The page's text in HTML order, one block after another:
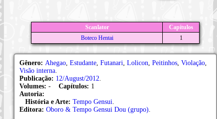
Scanlator
Capítulos
Boteco Hentai
1
Gênero: Ahegao Estudante Futanari Lolicon Peitinhos Violação
Visão interna
Publicação: 12/August/2012
Volumes: - Capítulos: 1
Autoria:
História e Arte: Tempo Gensui
Editora: Oboro & Tempo Gensui Dou (grupo)